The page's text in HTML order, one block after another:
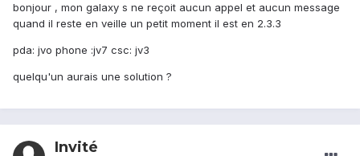
bonjour , mon galaxy s ne reçoit aucun appel et aucun message
quand il reste en veille un petit moment il est en 2.3.3
pda: jvo phone :jv7 csc: jv3
quelqu'un aurais une solution ?
Invité